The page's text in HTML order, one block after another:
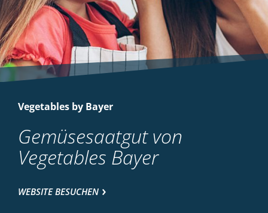
Vegetables by Bayer
Gemüsesaatgut von
Vegetables Bayer
WEBSITE BESUCHEN